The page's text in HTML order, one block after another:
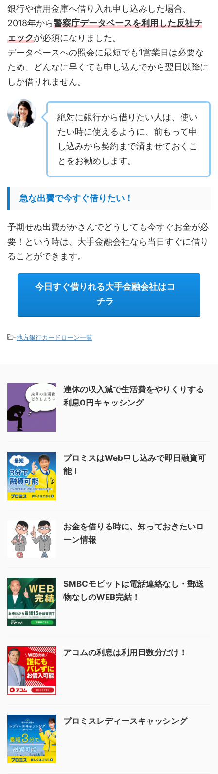
銀行や信用金庫へ借り入れ申し込みした場合、
2018年から警察庁データベースを利用した反社チ
ェックが必須になりました。
データベースへの照会に最短でも1営業日は必要な
ため、どんなに早くても申し込んでから翌日以降に
しか借りれません。
絶対に銀行から借りたい人は、使い
たい時に使えるように、前もって申
し込みから契約まで済ませておくこ
とをお勧めします。
急な出費で今すぐ借りたい！
予期せぬ出費がかさんでどうしても今すぐお金が必
要！という時は、大手金融会社なら当日すぐに借り
ることができます。
今日すぐ借りれる大手金融会社はコ
チラ
-地方銀行カードローン一覧
連休の収入減で生活費をやりくりする
利息0円キャッシング
プロミスはWeb申し込みで即日融資可
能！
お金を借りる時に、知っておきたいロ
ーン情報
SMBCモビットは電話連絡なし・郵送
物なしのWEB完結！
アコムの利息は利用日数分だけ！
プロミスレディースキャッシング